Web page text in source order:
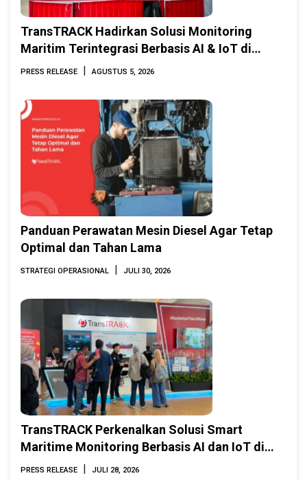
TransTRACK Hadirkan Solusi Monitoring
Maritim Terintegrasi Berbasis AI & IoT di
Indonesia Marine & Offshore Expo (IMOX)
PRESS RELEASE | AGUSTUS 5, 2026
Panduan Perawatan Mesin Diesel Agar Tetap
Optimal dan Tahan Lama
STRATEGI OPERASIONAL | JULI 30, 2026
TransTRACK Perkenalkan Solusi Smart
Maritime Monitoring Berbasis AI dan IoT di
INAMARINE 2026
PRESS RELEASE | JULI 28, 2026